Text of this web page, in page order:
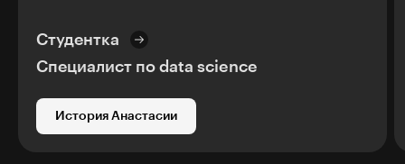
Студентка
Специалист по data science
История Анастасии